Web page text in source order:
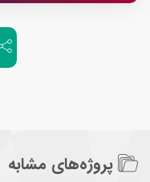
پروژه‌های مشابه